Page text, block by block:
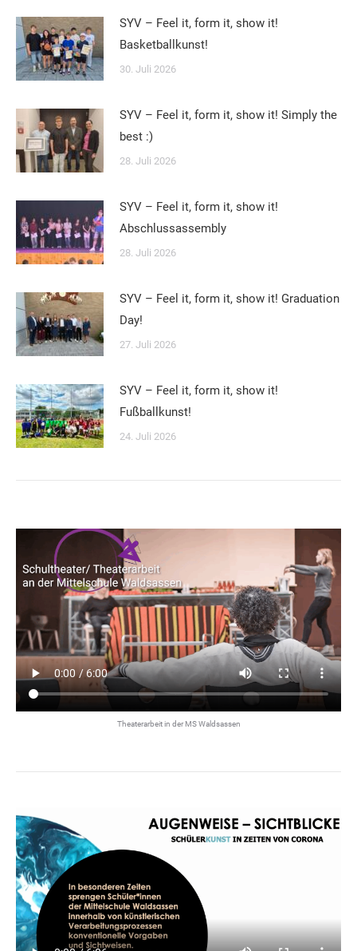
SYV – Feel it, form it, show it!
Basketballkunst!
30. Juli 2026
SYV – Feel it, form it, show it! Simply the
best :)
28. Juli 2026
SYV – Feel it, form it, show it!
Abschlussassembly
28. Juli 2026
SYV – Feel it, form it, show it! Graduation
Day!
27. Juli 2026
SYV – Feel it, form it, show it!
Fußballkunst!
24. Juli 2026
Theaterarbeit in der MS Waldsassen